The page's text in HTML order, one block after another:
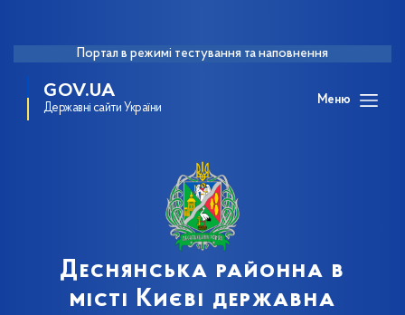
Портал в режимі тестування та наповнення
GOV.UA
Державні сайти України
Меню
Деснянська районна в
місті Києві державна